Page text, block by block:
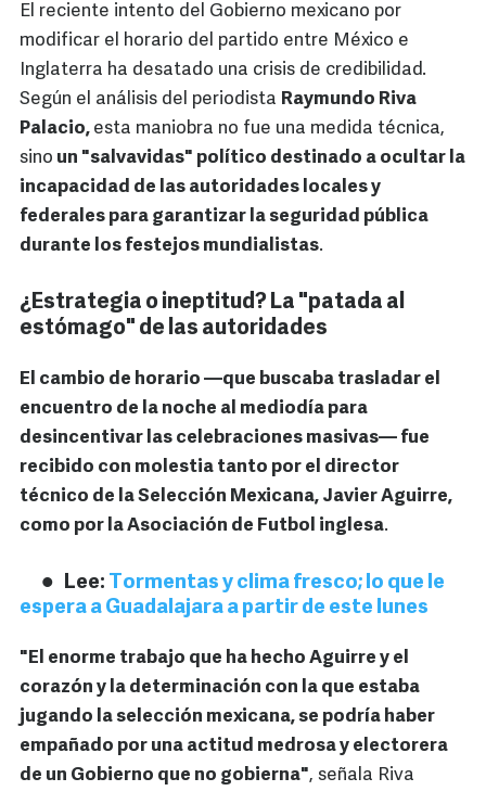
El reciente intento del Gobierno mexicano por
modificar el horario del partido entre México e
Inglaterra ha desatado una crisis de credibilidad.
Según el análisis del periodista Raymundo Riva
Palacio, esta maniobra no fue una medida técnica,
sino un "salvavidas" político destinado a ocultar la
incapacidad de las autoridades locales y
federales para garantizar la seguridad pública
durante los festejos mundialistas.
¿Estrategia o ineptitud? La "patada al
estómago" de las autoridades
El cambio de horario —que buscaba trasladar el
encuentro de la noche al mediodía para
desincentivar las celebraciones masivas— fue
recibido con molestia tanto por el director
técnico de la Selección Mexicana, Javier Aguirre,
como por la Asociación de Futbol inglesa.
Lee: Tormentas y clima fresco; lo que le
espera a Guadalajara a partir de este lunes
"El enorme trabajo que ha hecho Aguirre y el
corazón y la determinación con la que estaba
jugando la selección mexicana, se podría haber
empañado por una actitud medrosa y electorera
de un Gobierno que no gobierna", señala Riva